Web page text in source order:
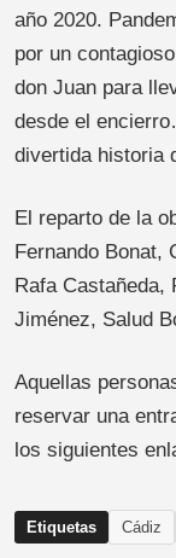
año 2020.
por un
don Juan para
desde el
divertida historia
El reparto de la
Fernando Bonat,
Rafa Castañeda,
Jiménez, Salud
Aquellas
reservar una
los siguientes
Etiquetas Cádiz